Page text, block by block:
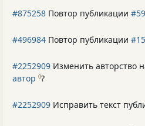
#875258 Повтор публикации
#496984 Повтор публикации
#2252909 Изменить авторство
автор 0?
#2252909 Исправить текст